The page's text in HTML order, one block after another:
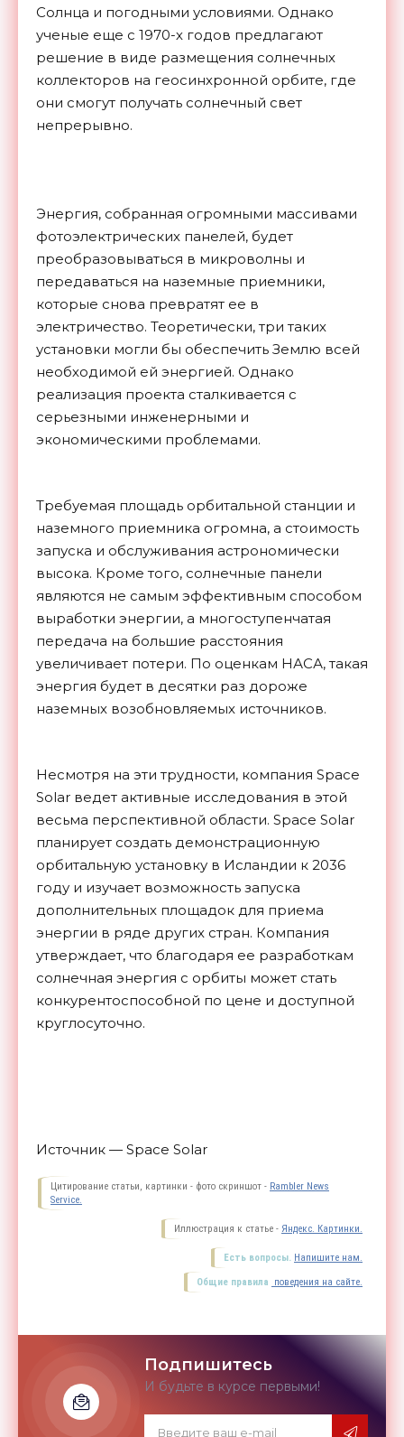
Солнца и погодными условиями. Однако
ученые еще с 1970-х годов предлагают
решение в виде размещения солнечных
коллекторов на геосинхронной орбите, где
они смогут получать солнечный свет
непрерывно.
Энергия, собранная огромными массивами
фотоэлектрических панелей, будет
преобразовываться в микроволны и
передаваться на наземные приемники,
которые снова превратят ее в
электричество. Теоретически, три таких
установки могли бы обеспечить Землю всей
необходимой ей энергией. Однако
реализация проекта сталкивается с
серьезными инженерными и
экономическими проблемами.
Требуемая площадь орбитальной станции и
наземного приемника огромна, а стоимость
запуска и обслуживания астрономически
высока. Кроме того, солнечные панели
являются не самым эффективным способом
выработки энергии, а многоступенчатая
передача на большие расстояния
увеличивает потери. По оценкам НАСА, такая
энергия будет в десятки раз дороже
наземных возобновляемых источников.
Несмотря на эти трудности, компания Space
Solar ведет активные исследования в этой
весьма перспективной области. Space Solar
планирует создать демонстрационную
орбитальную установку в Исландии к 2036
году и изучает возможность запуска
дополнительных площадок для приема
энергии в ряде других стран. Компания
утверждает, что благодаря ее разработкам
солнечная энергия с орбиты может стать
конкурентоспособной по цене и доступной
круглосуточно.
Источник — Space Solar
Цитирование статьи, картинки - фото скриншот - Rambler News
Service.
Иллюстрация к статье - Яндекс. Картинки.
Есть вопросы. Напишите нам.
Общие правила поведения на сайте.
Подпишитесь
И будьте в курсе первыми!